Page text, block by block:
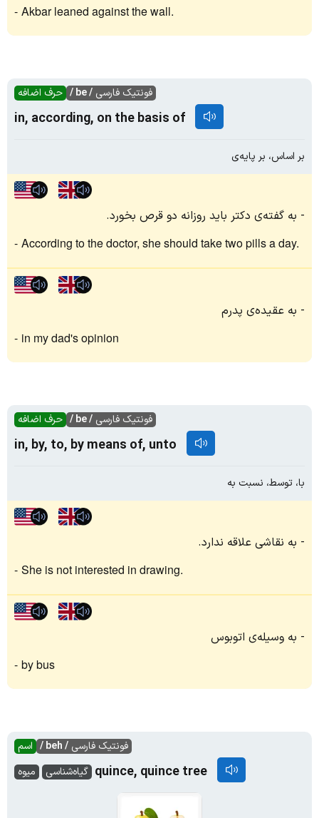
Akbar leaned against the wall.
حرف اضافه فونتیک فارسی / be /
in, according, on the basis of
بر اساس، بر پایه‌ی
به گفته‌ی دکتر باید روزانه دو قرص بخورد.
According to the doctor, she should take two pills a day.
به عقیده‌ی پدرم
in my dad's opinion
حرف اضافه فونتیک فارسی / be /
in, by, to, by means of, unto
با، توسط، نسبت به
به نقاشی علاقه ندارد.
She is not interested in drawing.
به وسیله‌ی اتوبوس
by bus
اسم فونتیک فارسی / beh /
گیاه‌شناسی
میوه quince, quince tree